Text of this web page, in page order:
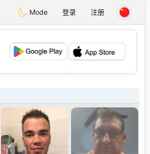
Mode 登录 注册